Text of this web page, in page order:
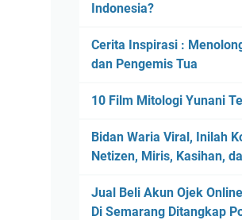
Indonesia?
Cerita Inspirasi :
dan Pengemis Tua
10 Film Mitologi Yunani
Bidan Waria Viral, Inilah
Netizen, Miris, Kasihan,
Jual Beli Akun Ojek
Di Semarang Ditangkap